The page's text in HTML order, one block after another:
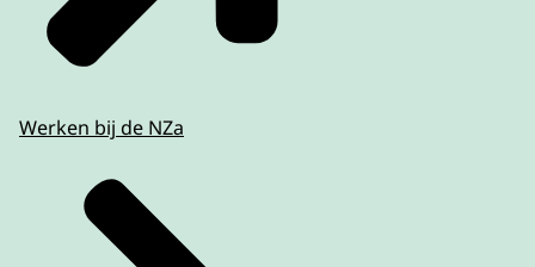
Werken bij de NZa